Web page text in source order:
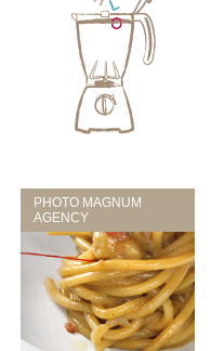
PHOTO MAGNUM
AGENCY